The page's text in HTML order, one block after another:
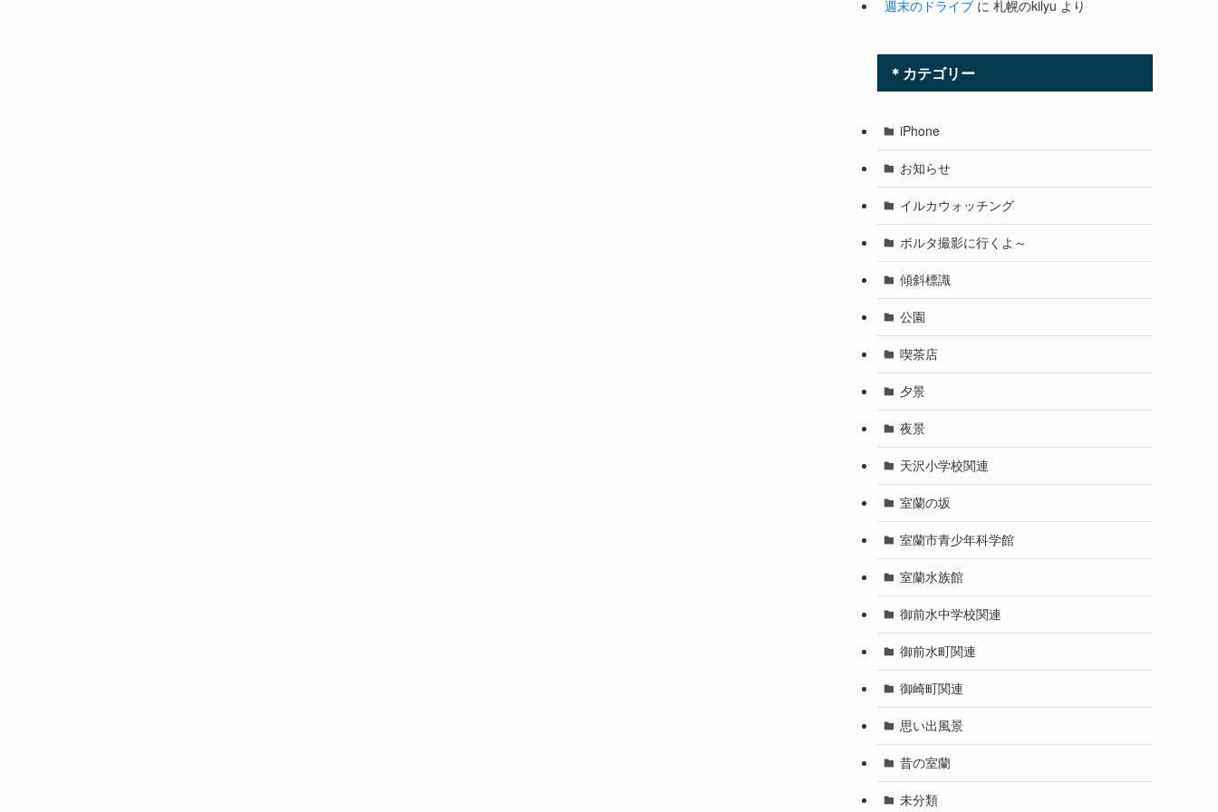
週末のドライブ に 札幌のkilyu より
＊カテゴリー
iPhone
お知らせ
イルカウォッチング
ボルタ撮影に行くよ～
傾斜標識
公園
喫茶店
夕景
夜景
天沢小学校関連
室蘭の坂
室蘭市青少年科学館
室蘭水族館
御前水中学校関連
御前水町関連
御崎町関連
思い出風景
昔の室蘭
未分類